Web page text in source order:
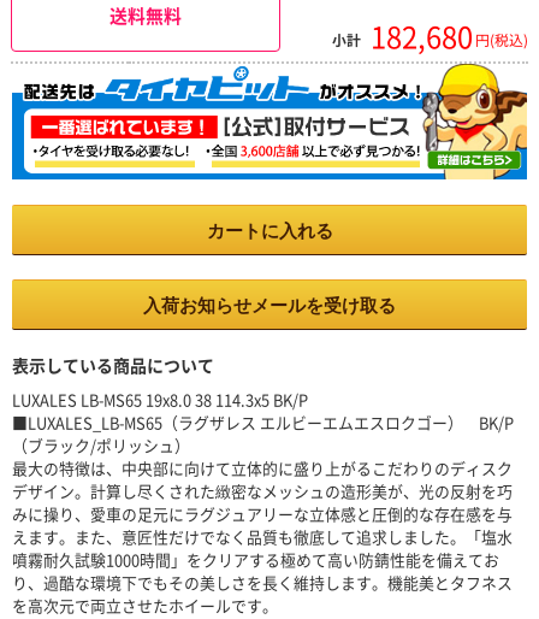
送料無料
小計 182,680 円(税込)
カートに入れる
入荷お知らせメールを受け取る
表示している商品について
LUXALES LB-MS65 19x8.0 38 114.3x5 BK/P
■LUXALES_LB-MS65（ラグザレス エルビーエムエスロクゴー） BK/P
（ブラック/ポリッシュ）
最大の特徴は、中央部に向けて立体的に盛り上がるこだわりのディスク
デザイン。計算し尽くされた緻密なメッシュの造形美が、光の反射を巧
みに操り、愛車の足元にラグジュアリーな立体感と圧倒的な存在感を与
えます。また、意匠性だけでなく品質も徹底して追求しました。「塩水
噴霧耐久試験1000時間」をクリアする極めて高い防錆性能を備えてお
り、過酷な環境下でもその美しさを長く維持します。機能美とタフネス
を高次元で両立させたホイールです。